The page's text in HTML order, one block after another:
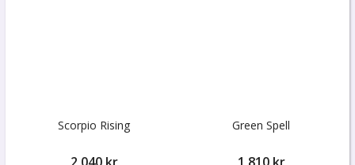
Scorpio Rising Green Spell